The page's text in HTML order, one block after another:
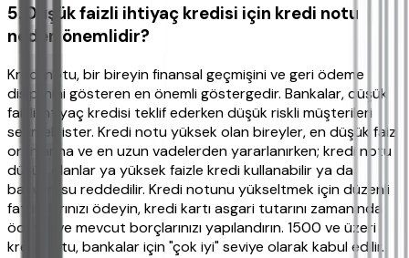
5. Düşük faizli ihtiyaç kredisi için kredi notu
neden önemlidir?
Kredi notu, bir bireyin finansal geçmişini ve geri ödeme
disiplinini gösteren en önemli göstergedir. Bankalar, düşük
faizli ihtiyaç kredisi teklif ederken düşük riskli müşterileri
seçmek ister. Kredi notu yüksek olan bireyler, en düşük faiz
oranlarına ve en uzun vadelerden yararlanırken; kredi notu
düşük olanlar ya yüksek faizle kredi kullanabilir ya da
başvurusu reddedilir. Kredi notunu yükseltmek için düzenli
faturalarınızı ödeyin, kredi kartı asgari tutarını zamanında
ödeyin ve mevcut borçlarınızı yapılandırın. 1500 ve üzeri
kredi notu, bankalar için "çok iyi" seviye olarak kabul edilir.